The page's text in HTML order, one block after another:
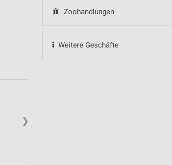
Zoohandlungen
Weitere Geschäfte
❯